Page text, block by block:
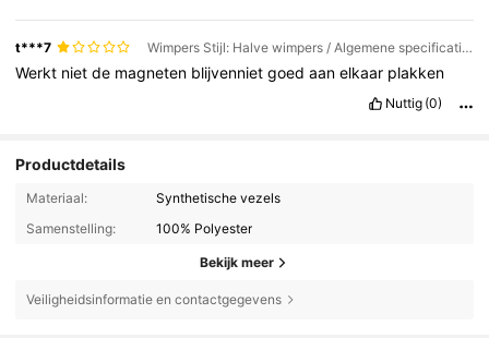
t***7 Wimpers Stijl: Halve wimpers / Algemene specificatie: wimpers *1
Werkt nietde magneten blijvennietgoedaanelkaar plakken
Nuttig (0)
Productdetails
Materiaal:
Synthetische vezels
Samenstelling:
100% Polyester
Bekijk meer
Veiligheidsinformatie en contactgegevens